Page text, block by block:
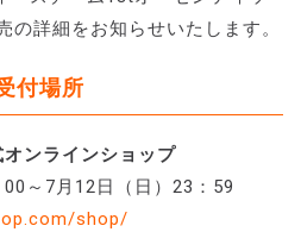
の詳細をお知らせいたします。
付場所
ンラインショップ
～7月12日（日）23：59
shop/